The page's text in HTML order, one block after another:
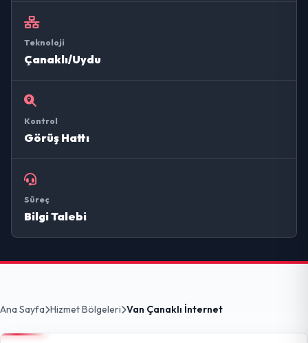
Teknoloji
Çanaklı/Uydu
Kontrol
Görüş Hattı
Süreç
Bilgi Talebi
Ana Sayfa Hizmet Bölgeleri Van Çanaklı İnternet